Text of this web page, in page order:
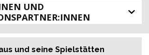
UND
und seine Spielstätten